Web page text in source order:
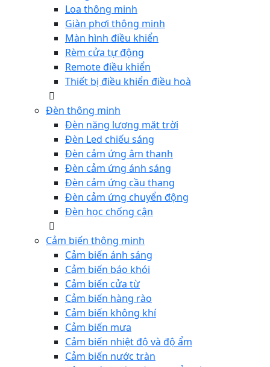
Loa thông minh
Giàn phơi thông minh
Màn hình điều khiển
Rèm cửa tự động
Remote điều khiển
Thiết bị điều khiển điều hoà
Đèn thông minh
Đèn năng lượng mặt trời
Đèn Led chiếu sáng
Đèn cảm ứng âm thanh
Đèn cảm ứng ánh sáng
Đèn cảm ứng cầu thang
Đèn cảm ứng chuyển động
Đèn học chống cận
Cảm biến thông minh
Cảm biến ánh sáng
Cảm biến báo khói
Cảm biến cửa từ
Cảm biến hàng rào
Cảm biến không khí
Cảm biến mưa
Cảm biến nhiệt độ và độ ẩm
Cảm biến nước tràn